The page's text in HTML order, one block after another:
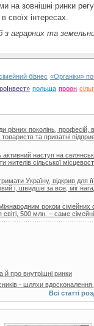
на зовнішні ринки
своїх інтересах.
аграрних та
бізнес «Органіки»
польща проон
поколінь, професій,
та приватні
наступ на
сільської
Україну, відкрив для
і, швидше за все, міг
роком
500 млн. – саме сімейні.
про внутрішні ринки
- шляхи вдосконалення
Всі статті